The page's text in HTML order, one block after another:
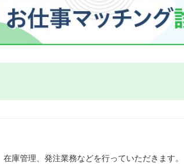
庫管理、発注業務などを行っていただきます。